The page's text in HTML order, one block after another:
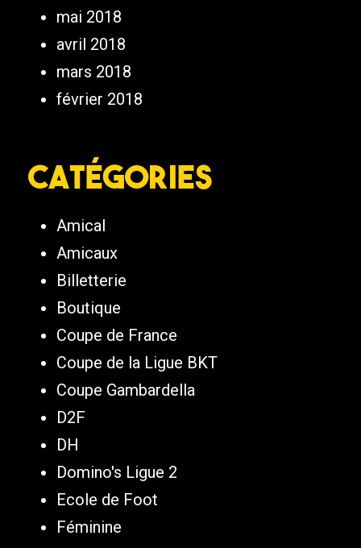
mai 2018
avril 2018
mars 2018
février 2018
Catégories
Amical
Amicaux
Billetterie
Boutique
Coupe de France
Coupe de la Ligue BKT
Coupe Gambardella
D2F
DH
Domino's Ligue 2
Ecole de Foot
Féminine